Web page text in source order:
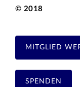
© 2018
MITGLIED
SPENDEN